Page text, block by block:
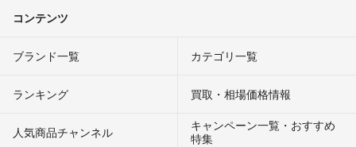
コンテンツ
ブランド一覧 カテゴリ一覧
ランキング 買取・相場価格情報
人気商品チャンネル
キャンペーン一覧・おすすめ
特集